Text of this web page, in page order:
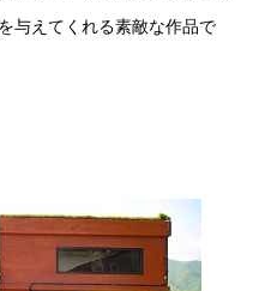
与えてくれる素敵な作品で